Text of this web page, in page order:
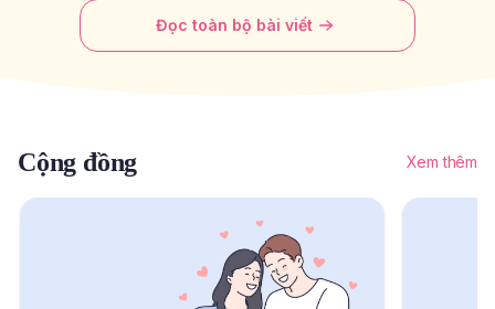
Đọc toàn bộ bài viết
Cộng đồng Xem thêm